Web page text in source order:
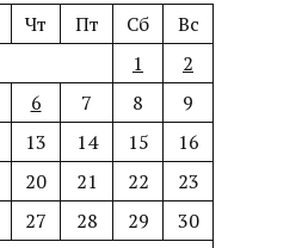
Чт Пт Сб
Вс
1
2
6 7 8
9
13 14 15
16
20 21 22
23
27 28 29
30